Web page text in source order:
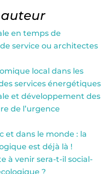
en temps de
service ou architectes
local dans les
services énergétiques
et développement des
de l’urgence
et dans le monde : la
est déjà là !
à venir sera-t-il social-
?